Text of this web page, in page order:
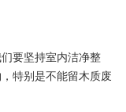
要坚持室内洁净整
特别是不能留木质废